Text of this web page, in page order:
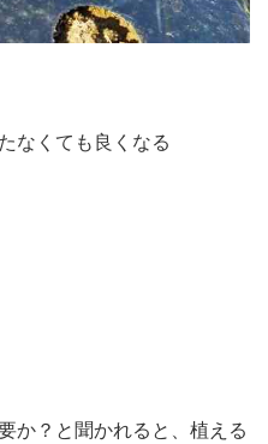
なくても良くなる
か？と聞かれると、植える